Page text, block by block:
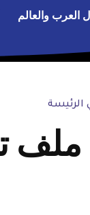
العرب والعالم